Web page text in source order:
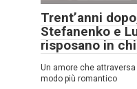
Trent’anni
Stefanenko e
risposano in
Un amore che
modo più romantico